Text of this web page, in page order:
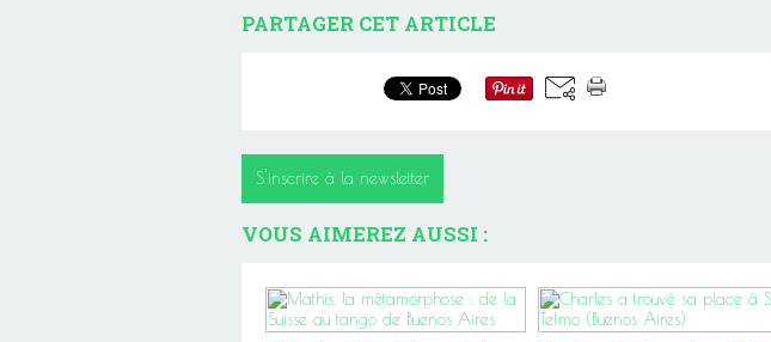
PARTAGER CET ARTICLE
S'inscrire à la newsletter
VOUS AIMEREZ AUSSI :